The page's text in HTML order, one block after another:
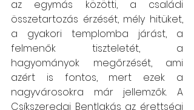
az egymás közötti, a családi
összetartozás érzését, mély hitüket,
a gyakori templomba járást, a
felmenők tiszteletét, a
hagyományok megőrzését, ami
azért is fontos, mert ezek a
nagyvárosokra már jellemzők. A
Csíkszeredai Bentlakás az érettségi